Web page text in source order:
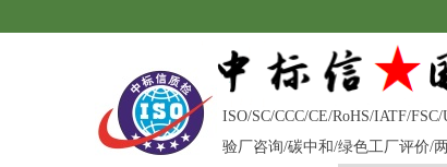
ISO/SC/CCC/CE/RoHS/IATF/
验厂咨询/碳中和/绿色工厂评价/